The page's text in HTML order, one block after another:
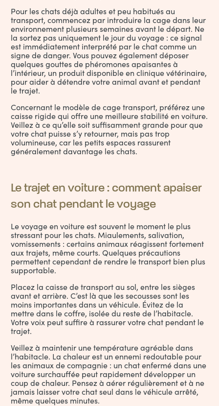
Pour les chats déjà adultes et peu habitués au
transport, commencez par introduire la cage dans leur
environnement plusieurs semaines avant le départ. Ne
la sortez pas uniquement le jour du voyage : ce signal
est immédiatement interprété par le chat comme un
signe de danger. Vous pouvez également déposer
quelques gouttes de phéromones apaisantes à
l’intérieur, un produit disponible enclinique vétérinaire,
pour aider à détendre votre animal avant et pendant
le trajet.
Concernant le modèle de cage transport, préférez une
caisse rigide qui offre une meilleure stabilité en voiture.
Veillez à ce qu’elle soit suffisamment grande pour que
votre chat puisse s’y retourner, mais pas trop
volumineuse, car les petits espaces rassurent
généralement davantage les chats.
Le trajet en voiture : comment apaiser
son chat pendant le voyage
Le voyage en voiture est souvent le moment le plus
stressant pour les chats. Miaulements, salivation,
vomissements : certains animaux réagissent fortement
aux trajets, même courts. Quelques précautions
permettent cependant de rendre le transport bien plus
supportable.
Placez la caisse de transport au sol, entre les sièges
avant et arrière. C’est là que les secousses sont les
moins importantes dans un véhicule. Évitez de la
mettre dans le coffre, isolée du reste de l’habitacle.
Votre voix peut suffire à rassurer votre chat pendant le
trajet.
Veillez à maintenir une température agréable dans
l’habitacle. La chaleur est un ennemi redoutable pour
les animaux de compagnie : un chat enfermé dans une
voiture surchauffée peut rapidement développer un
coup de chaleur. Pensez à aérer régulièrement et à ne
jamais laisser votre chat seul dans le véhicule arrêté,
même quelques minutes.